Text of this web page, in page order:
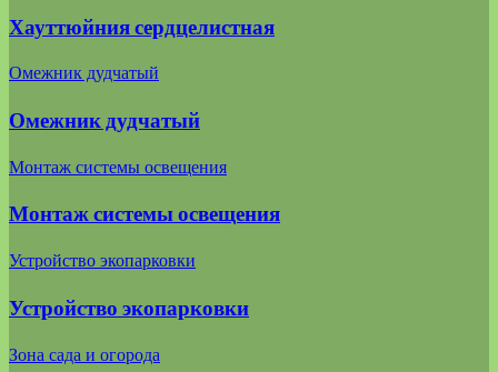
Хауттюйния сердцелистная
Омежник дудчатый
Омежник дудчатый
Монтаж системы освещения
Монтаж системы освещения
Устройство экопарковки
Устройство экопарковки
Зона сада и огорода